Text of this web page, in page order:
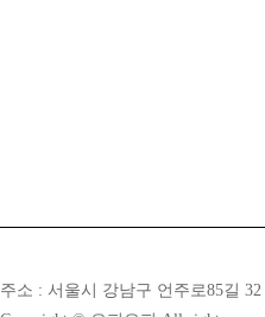
주소 : 서울시 강남구 언주로85길 32